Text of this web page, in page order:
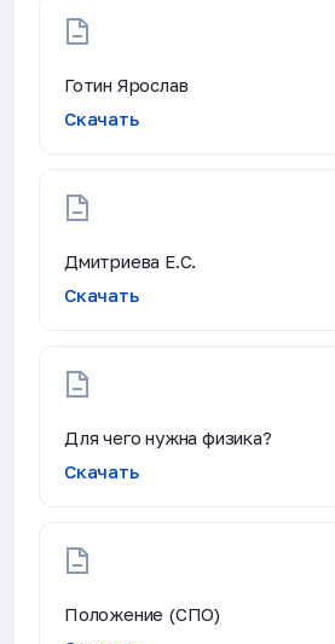
Готин Ярослав
Скачать
Дмитриева Е.С.
Скачать
Для чего нужна физика?
Скачать
Положение (СПО)